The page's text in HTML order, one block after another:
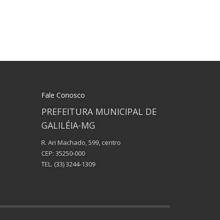
Fale Conosco
PREFEITURA MUNICIPAL DE
GALILÉIA-MG
R. Ari Machado, 599, centro
CEP: 35250-000
TEL. (33) 3244-1309